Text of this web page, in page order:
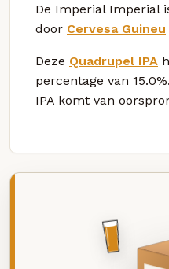
De Imperial Imperial
door Cervesa Guineu
Deze Quadrupel IPA
percentage van
IPA komt van